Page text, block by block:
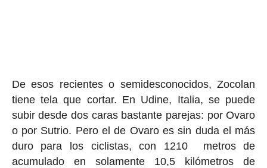
De esos recientes o semidesconocidos, Zocolan
tiene tela que cortar. En Udine, Italia, se puede
subir desde dos caras bastante parejas: por Ovaro
o por Sutrio. Pero el de Ovaro es sin duda el más
duro para los ciclistas, con 1210 metros de
acumulado en solamente 10,5 kilómetros de